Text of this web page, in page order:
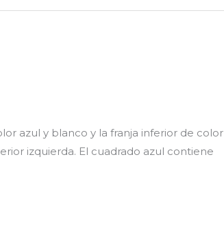
azul y blanco y la franja inferior de color
izquierda. El cuadrado azul contiene